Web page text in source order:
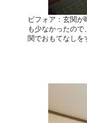
ビフォア：玄関
も少なかったの
関でおもてなしを